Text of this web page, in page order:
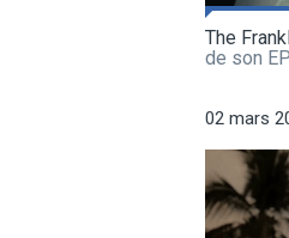
The
de son EP
02 mars